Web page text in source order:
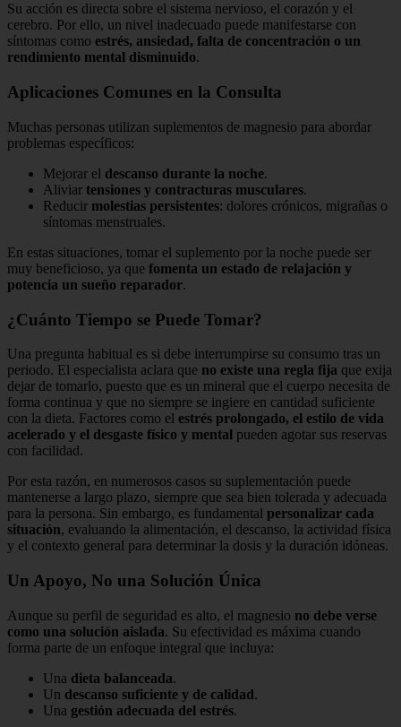
Su acción es directa sobre el sistema nervioso, el corazón y el
cerebro. Por ello, un nivel inadecuado puede manifestarse con
síntomas como estrés, ansiedad, falta de concentración o un
rendimiento mental disminuido.
Aplicaciones Comunes en la Consulta
Muchas personas utilizan suplementos de magnesio para abordar
problemas específicos:
Mejorar el descanso durante la noche.
Aliviar tensiones y contracturas musculares.
Reducir molestias persistentes: dolores crónicos, migrañas o
síntomas menstruales.
En estas situaciones, tomar el suplemento por la noche puede ser
muy beneficioso, ya que fomenta un estado de relajación y
potencia un sueño reparador.
¿Cuánto Tiempo se Puede Tomar?
Una pregunta habitual es si debe interrumpirse su consumo tras un
periodo. El especialista aclara que no existe una regla fija que exija
dejar de tomarlo, puesto que es un mineral que el cuerpo necesita de
forma continua y que no siempre se ingiere en cantidad suficiente
con la dieta. Factores como el estrés prolongado, el estilo de vida
acelerado y el desgaste físico y mental pueden agotar sus reservas
con facilidad.
Por esta razón, en numerosos casos su suplementación puede
mantenerse a largo plazo, siempre que sea bien tolerada y adecuada
para la persona. Sin embargo, es fundamental personalizar cada
situación, evaluando la alimentación, el descanso, la actividad física
y el contexto general para determinar la dosis y la duración idóneas.
Un Apoyo, No una Solución Única
Aunque su perfil de seguridad es alto, el magnesio no debe verse
como una solución aislada. Su efectividad es máxima cuando
forma parte de un enfoque integral que incluya:
Una dieta balanceada.
Un descanso suficiente y de calidad.
Una gestión adecuada del estrés.